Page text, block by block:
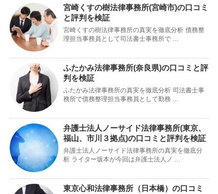
宮崎くすの樹法律事務所(宮崎市)の口コミ
と評判を検証
宮崎くすの樹法律事務所の真実を徹底分析 債務整
理担当事務員として司法書士事務所で ...
ふたかみ法律事務所(奈良県)の口コミと評
判を検証
ふたかみ法律事務所の真実を徹底分析 司法書士事
務所で債務整理担当事務員として勤務 ...
弁護士法人ノーサイド法律事務所(東京、
福山、市川３拠点)の口コミと評判を検証
弁護士法人ノーサイド法律事務所の真実を徹底分
析 ライター坂本が今回は弁護士法人ノ ...
東京心和法律事務所（日本橋）の口コミ